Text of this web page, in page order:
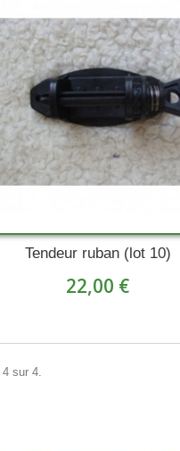
Tendeur ruban (lot 10)
22,00 €
sur 4.